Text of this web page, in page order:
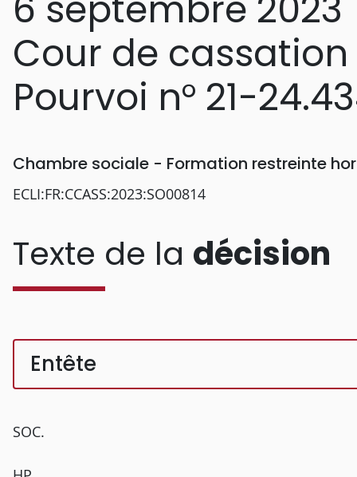
Cour de cassation
Pourvoi n° 21-
Chambre sociale - Formation restreinte
ECLI:FR:CCASS:2023:SO00814
Texte de la décision
Entête
SOC.